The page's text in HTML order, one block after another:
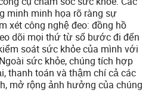
minh minh họa rõ ràng sự
xét công nghệ đeo: đồng hồ
dõi mọi thứ từ số bước đi đến
soát sức khỏe của mình với
sức khỏe, chúng tích hợp
thanh toán và thậm chí cả các
mở rộng ảnh hưởng của chúng